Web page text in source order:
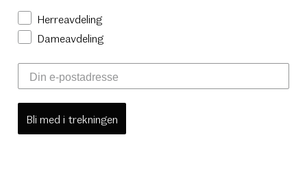
Herreavdeling
Dameavdeling
Bli med i trekningen